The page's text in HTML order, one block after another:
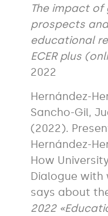
The impact
prospects
educational
ECER plus
2022
Hernández-
Sancho-Gil,
(2022).
Hernández-
How
Dialogue with
says about
2022